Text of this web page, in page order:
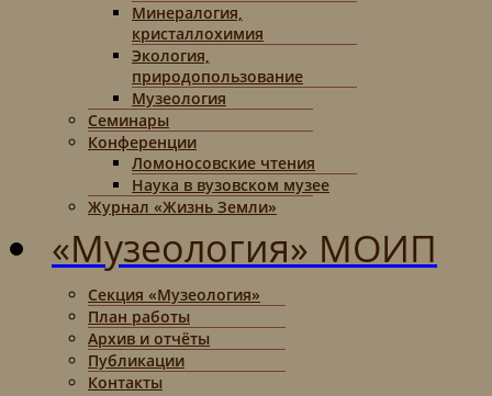
Минералогия,
кристаллохимия
Экология,
природопользование
Музеология
Семинары
Конференции
Ломоносовские чтения
Наука в вузовском музее
Журнал «Жизнь Земли»
«Музеология» МОИП
Секция «Музеология»
План работы
Архив и отчёты
Публикации
Контакты